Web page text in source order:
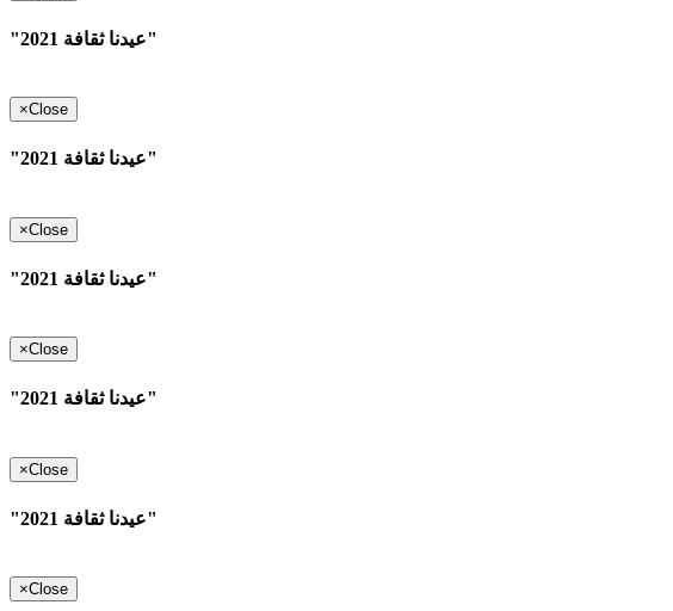
"عيدنا ثقافة 2021"
×Close
"عيدنا ثقافة 2021"
×Close
"عيدنا ثقافة 2021"
×Close
"عيدنا ثقافة 2021"
×Close
"عيدنا ثقافة 2021"
×Close